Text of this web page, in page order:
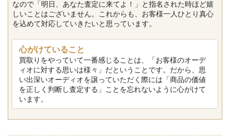
なので「明日、あなた査定に来てよ！」と指名された時ほど嬉
しいことはございません。これからも、お客様一人ひとり真心
を込めて対応していきたいと思っています。
心がけていること
買取りをやっていて一番感じることは、「お客様のオーデ
ィオに対する思いは様々」だということです。だから、思
い出深いオーディオを譲っていただく際には「商品の価値
を正しく判断し査定する」ことを忘れないように心がけて
います。